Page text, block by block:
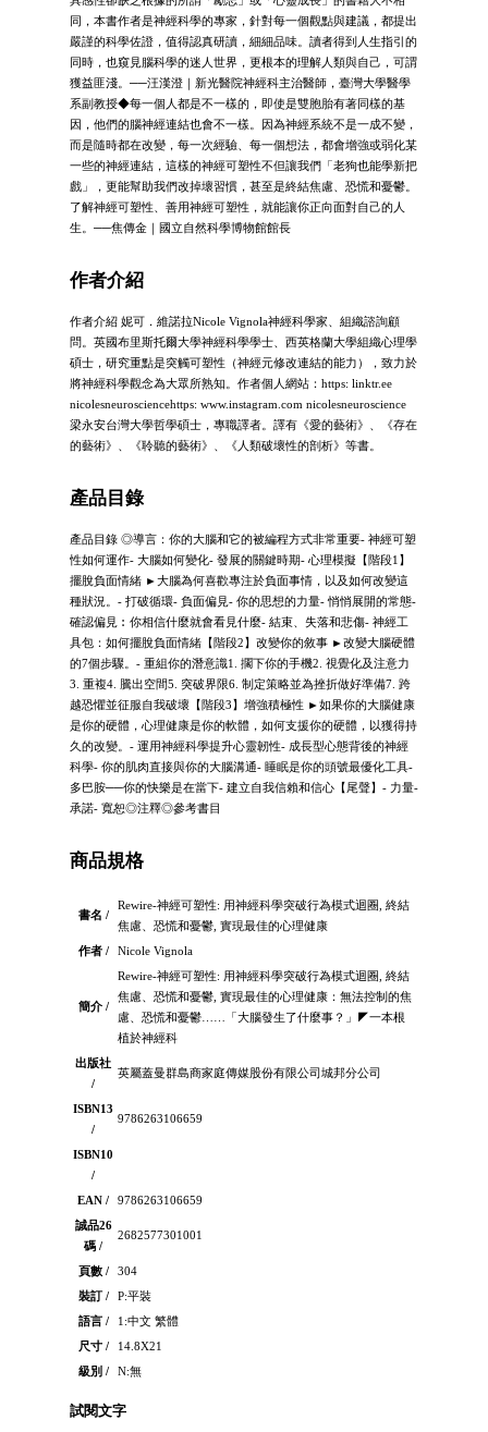
同，本書作者是神經科學的專家，針對每一個觀點與建議，都提出
嚴謹的科學佐證，值得認真研讀，細細品味。讀者得到人生指引的
同時，也窺見腦科學的迷人世界，更根本的理解人類與自己，可謂
獲益匪淺。──汪漢澄｜新光醫院神經科主治醫師，臺灣大學醫學
系副教授◆每一個人都是不一樣的，即使是雙胞胎有著同樣的基
因，他們的腦神經連結也會不一樣。因為神經系統不是一成不變，
而是隨時都在改變，每一次經驗、每一個想法，都會增強或弱化某
一些的神經連結，這樣的神經可塑性不但讓我們「老狗也能學新把
戲」，更能幫助我們改掉壞習慣，甚至是終結焦慮、恐慌和憂鬱。
了解神經可塑性、善用神經可塑性，就能讓你正向面對自己的人
生。──焦傳金｜國立自然科學博物館館長
作者介紹
作者介紹 妮可．維諾拉Nicole Vignola神經科學家、組織諮詢顧
問。英國布里斯托爾大學神經科學學士、西英格蘭大學組織心理學
碩士，研究重點是突觸可塑性（神經元修改連結的能力），致力於
將神經科學觀念為大眾所熟知。作者個人網站：https: linktr.ee
nicolesneurosciencehttps: www.instagram.com nicolesneuroscience
梁永安台灣大學哲學碩士，專職譯者。譯有《愛的藝術》、《存在
的藝術》、《聆聽的藝術》、《人類破壞性的剖析》等書。
產品目錄
產品目錄 ◎導言：你的大腦和它的被編程方式非常重要- 神經可塑
性如何運作- 大腦如何變化- 發展的關鍵時期- 心理模擬【階段1】
擺脫負面情緒 ►大腦為何喜歡專注於負面事情，以及如何改變這
種狀況。- 打破循環- 負面偏見- 你的思想的力量- 悄悄展開的常態-
確認偏見︰你相信什麼就會看見什麼- 結束、失落和悲傷- 神經工
具包：如何擺脫負面情緒【階段2】改變你的敘事 ►改變大腦硬體
的7個步驟。- 重組你的潛意識1. 擱下你的手機2. 視覺化及注意力
3. 重複4. 騰出空間5. 突破界限6. 制定策略並為挫折做好準備7. 跨
越恐懼並征服自我破壞【階段3】增強積極性 ►如果你的大腦健康
是你的硬體，心理健康是你的軟體，如何支援你的硬體，以獲得持
久的改變。- 運用神經科學提升心靈韌性- 成長型心態背後的神經
科學- 你的肌肉直接與你的大腦溝通- 睡眠是你的頭號最優化工具-
多巴胺──你的快樂是在當下- 建立自我信賴和信心【尾聲】- 力量-
承諾- 寬恕◎注釋◎參考書目
商品規格
書名 /
Rewire-神經可塑性: 用神經科學突破行為模式迴圈, 終結
焦慮、恐慌和憂鬱, 實現最佳的心理健康
作者 /
Nicole Vignola
簡介 /
Rewire-神經可塑性: 用神經科學突破行為模式迴圈, 終結
焦慮、恐慌和憂鬱, 實現最佳的心理健康：無法控制的焦
慮、恐慌和憂鬱……「大腦發生了什麼事？」◤一本根
植於神經科
出版社
/
英屬蓋曼群島商家庭傳媒股份有限公司城邦分公司
ISBN13
/
9786263106659
ISBN10
/
EAN /
9786263106659
誠品26
碼 /
2682577301001
頁數 /
304
裝訂 /
P:平裝
語言 /
1:中文 繁體
尺寸 /
14.8X21
級別 /
N:無
試閱文字